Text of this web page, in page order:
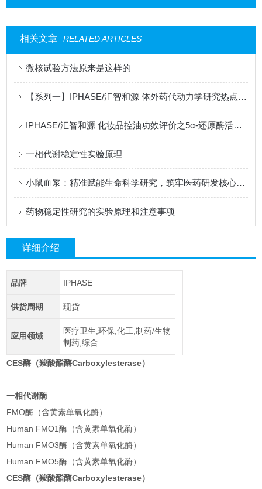
相关文章 RELATED ARTICLES
微核试验方法原来是这样的
【系列一】IPHASE/汇智和源 体外药代动力学研究热点问题解答
IPHASE/汇智和源 化妆品控油功效评价之5α-还原酶活性抑制试验
一相代谢稳定性实验原理
小鼠血浆：精准赋能生命科学研究，筑牢医药研发核心支撑
药物稳定性研究的实验原理和注意事项
详细介绍
品牌 IPHASE
供货周期 现货
应用领域
医疗卫生,环保,化工,制药/生物
制药,综合
CES酶（羧酸酯酶Carboxylesterase）
一相代谢酶
FMO酶（含黄素单氧化酶）
Human FMO1酶（含黄素单氧化酶）
Human FMO3酶（含黄素单氧化酶）
Human FMO5酶（含黄素单氧化酶）
CES酶（羧酸酯酶Carboxylesterase）